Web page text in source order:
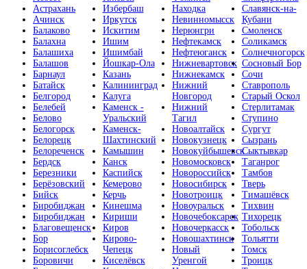
Астрахань
Ачинск
Балаково
Балахна
Балашиха
Балашов
Барнаул
Батайск
Белгород
Белебей
Белово
Белогорск
Белорецк
Белореченск
Бердск
Березники
Берёзовский
Бийск
Биробиджан
Биробиджан
Благовещенск
Бор
Борисоглебск
Боровичи
Избербаш
Иркутск
Искитим
Ишим
Ишимбай
Йошкар-Ола
Казань
Калининград
Калуга
Каменск -
Уральский
Каменск-
Шахтинский
Камышин
Канск
Каспийск
Кемерово
Керчь
Кинешма
Кириши
Киров
Кирово-
Чепецк
Киселёвск
Находка
Невинномысск
Нерюнгри
Нефтекамск
Нефтеюганск
Нижневартовск
Нижнекамск
Нижний
Новгород
Нижний
Тагил
Новоалтайск
Новокузнецк
Новокуйбышевск
Новомосковск
Новороссийск
Новосибирск
Новотроицк
Новоуральск
Новочебоксарск
Новочеркасск
Новошахтинск
Новый
Уренгой
Славянск-на-
Кубани
Смоленск
Соликамск
Солнечногорск
Сосновый Бор
Сочи
Ставрополь
Старый Оскол
Стерлитамак
Ступино
Сургут
Сызрань
Сыктывкар
Таганрог
Тамбов
Тверь
Тимашёвск
Тихвин
Тихорецк
Тобольск
Тольятти
Томск
Троицк